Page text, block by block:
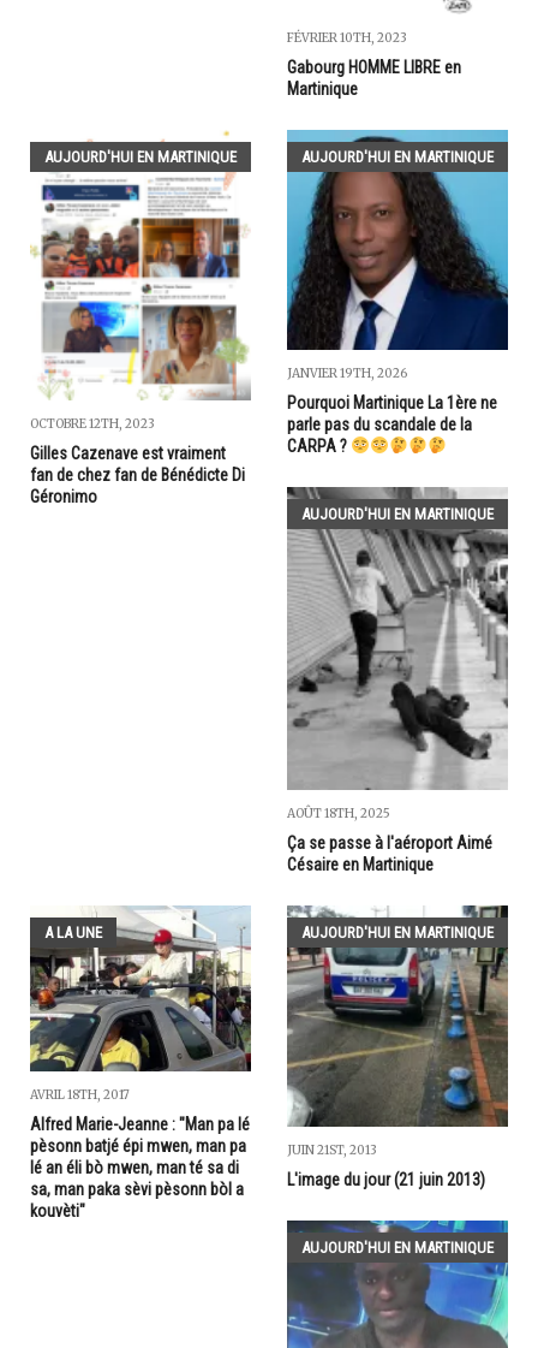
FÉVRIER 10TH, 2023
Gabourg HOMME LIBRE en
Martinique
AUJOURD'HUI EN MARTINIQUE
OCTOBRE 12TH, 2023
Gilles Cazenave est vraiment
fan de chez fan de Bénédicte Di
Géronimo
AUJOURD'HUI EN MARTINIQUE
JANVIER 19TH, 2026
Pourquoi Martinique La 1ère ne
parle pas du scandale de la
CARPA ?
AUJOURD'HUI EN MARTINIQUE
AOÛT 18TH, 2025
Ça se passe à l'aéroport Aimé
Césaire en Martinique
A LA UNE
AVRIL 18TH, 2017
Alfred Marie-Jeanne : "Man pa lé
pèsonn batjé épi mwen, man pa
lé an éli bò mwen, man té sa di
sa, man paka sèvi pèsonn bòl a
kouvèti"
AUJOURD'HUI EN MARTINIQUE
JUIN 21ST, 2013
L'image du jour (21 juin 2013)
AUJOURD'HUI EN MARTINIQUE